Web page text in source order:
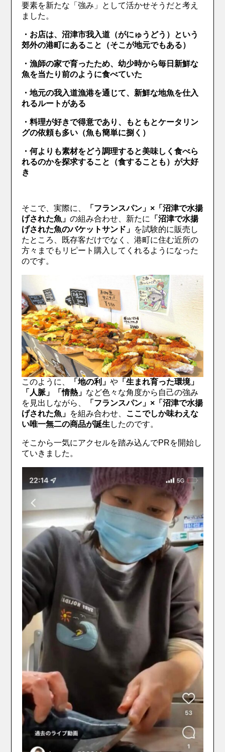
要素を新たな「強み」として活かせそうだと考え
ました。
・お店は、沼津市我入道（がにゅうどう）という
郊外の港町にあること（そこが地元でもある）
・漁師の家で育ったため、幼少時から毎日新鮮な
魚を当たり前のように食べていた
・地元の我入道漁港を通じて、新鮮な地魚を仕入
れるルートがある
・料理が好きで得意であり、もともとケータリン
グの依頼も多い（魚も簡単に捌く）
・何よりも素材をどう調理すると美味しく食べら
れるのかを探求すること（食することも）が大好
き
そこで、実際に、
「フランスパン」×「沼津で水揚
げされた魚」の組み合わせ、新たに
「沼津で水揚
げされた魚のバケットサンド」 を試験的に販売し
たところ、既存客だけでなく、港町に住む近所の
方々までもリピート購入してくれるようになった
のです。
このように、 「地の利」や 「生まれ育った環境」
「人脈」「情熱」 など色々な角度から自己の強み
を見出しながら、
「フランスパン」×「沼津で水揚
げされた魚」 を組み合わせ、 ここでしか味わえな
い唯一無二の商品が誕生 したのです。
そこから一気にアクセルを踏み込んでPRを開始し
ていきました。